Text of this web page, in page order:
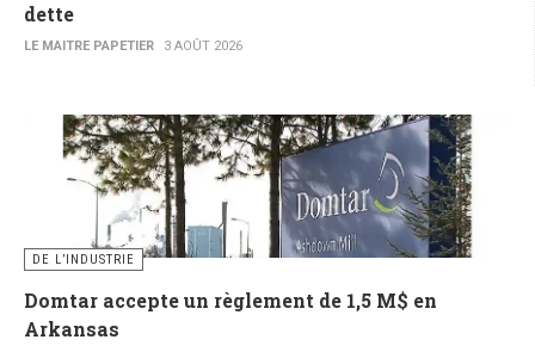
dette
LE MAITRE PAPETIER 3 AOÛT 2026
DE L’INDUSTRIE
Domtar accepte un règlement de 1,5 M$ en
Arkansas